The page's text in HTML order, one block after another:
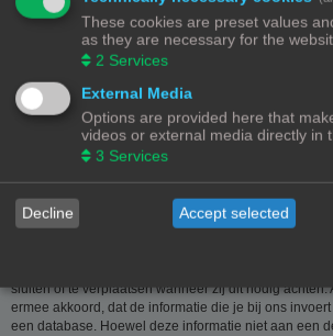
website www.phpbb.nl
. De phpBB-software maakt
discussies mogelijk. phpBB Limited is niet
toegestaan of juist geweigerd als toelaatbare inhoud
informatie over phpBB kun je vinden op
Nederlandstalige website
Je verklaart geen berichten te plaatsen die kwetsend,
lasterlijk, haatdragend, dreigend, seksueel
materiaal bevat die de wetten van je eigen land, het
van dergelijke berichten kan ertoe leiden dat je met
permanent wordt verbannen van dit forum. Tevens
ingelicht. De IP-adressen van alle berichten worden
Forum” het recht heeft om ieder onderwerp te
sluiten of te verplaatsen wanneer zij dit nodig achten.
ermee akkoord, dat de informatie die je bij ons
een database. Hoewel deze informatie niet aan een
These cookies are preset values
as they are necessary for the
2 Services
External Media
Options are provided here that
videos or external media directly in
3 Services
Decline Accept selected